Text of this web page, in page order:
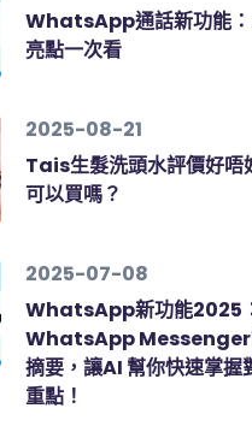
WhatsApp通話新功能
亮點一次看
2025-08-21
Tais生髮洗頭水評價好唔
可以買嗎？
2025-07-08
WhatsApp新功能2025
WhatsApp Messenger
摘要，讓AI 幫你快速掌握
重點！